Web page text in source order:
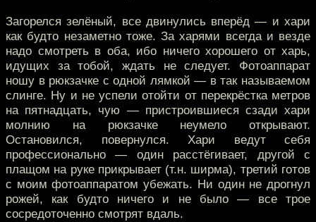
Загорелся зелёный, все двинулись вперёд — и хари
как будто незаметно тоже. За харями всегда и везде
надо смотреть в оба, ибо ничего хорошего от харь,
идущих за тобой, ждать не следует. Фотоаппарат
ношу в рюкзачке с одной лямкой — в так называемом
слинге. Ну и не успели отойти от перекрёстка метров
на пятнадцать, чую — пристроившиеся сзади хари
молнию на рюкзачке неумело открывают.
Остановился, повернулся. Хари ведут себя
профессионально — один расстёгивает, другой с
плащом на руке прикрывает (т.н. ширма), третий готов
с моим фотоаппаратом убежать. Ни один не дрогнул
рожей, как будто ничего и не было — все трое
сосредоточенно смотрят вдаль.